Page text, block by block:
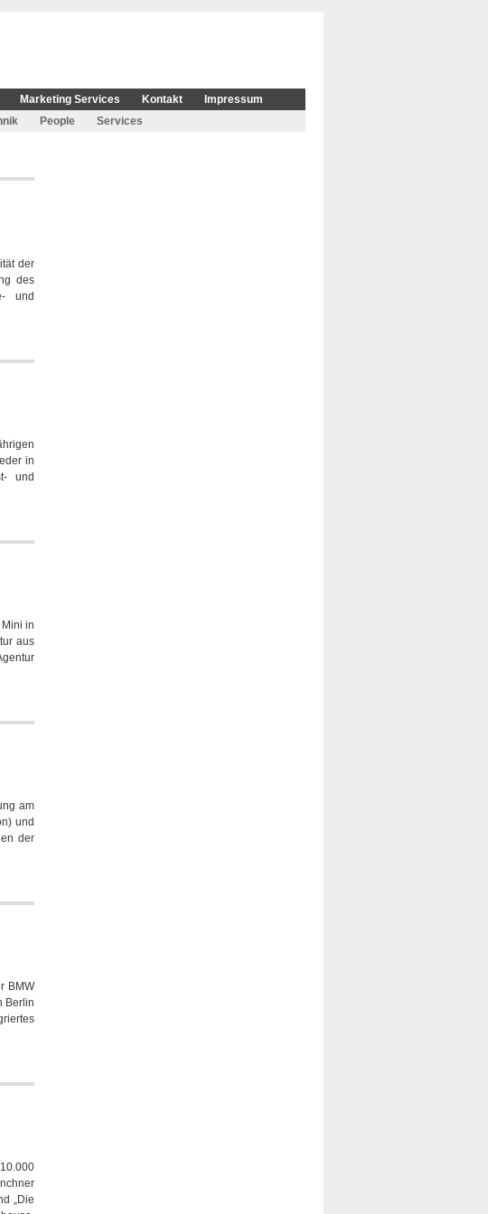
Marketing Services Kontakt
Impressum
People Services
der
des
und
in
und
in
aus
am
und
der
BMW
Berlin
„Die